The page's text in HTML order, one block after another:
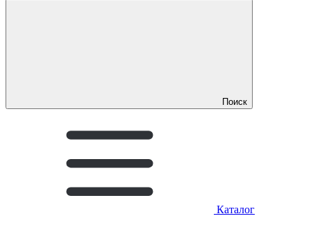
Поиск
Каталог